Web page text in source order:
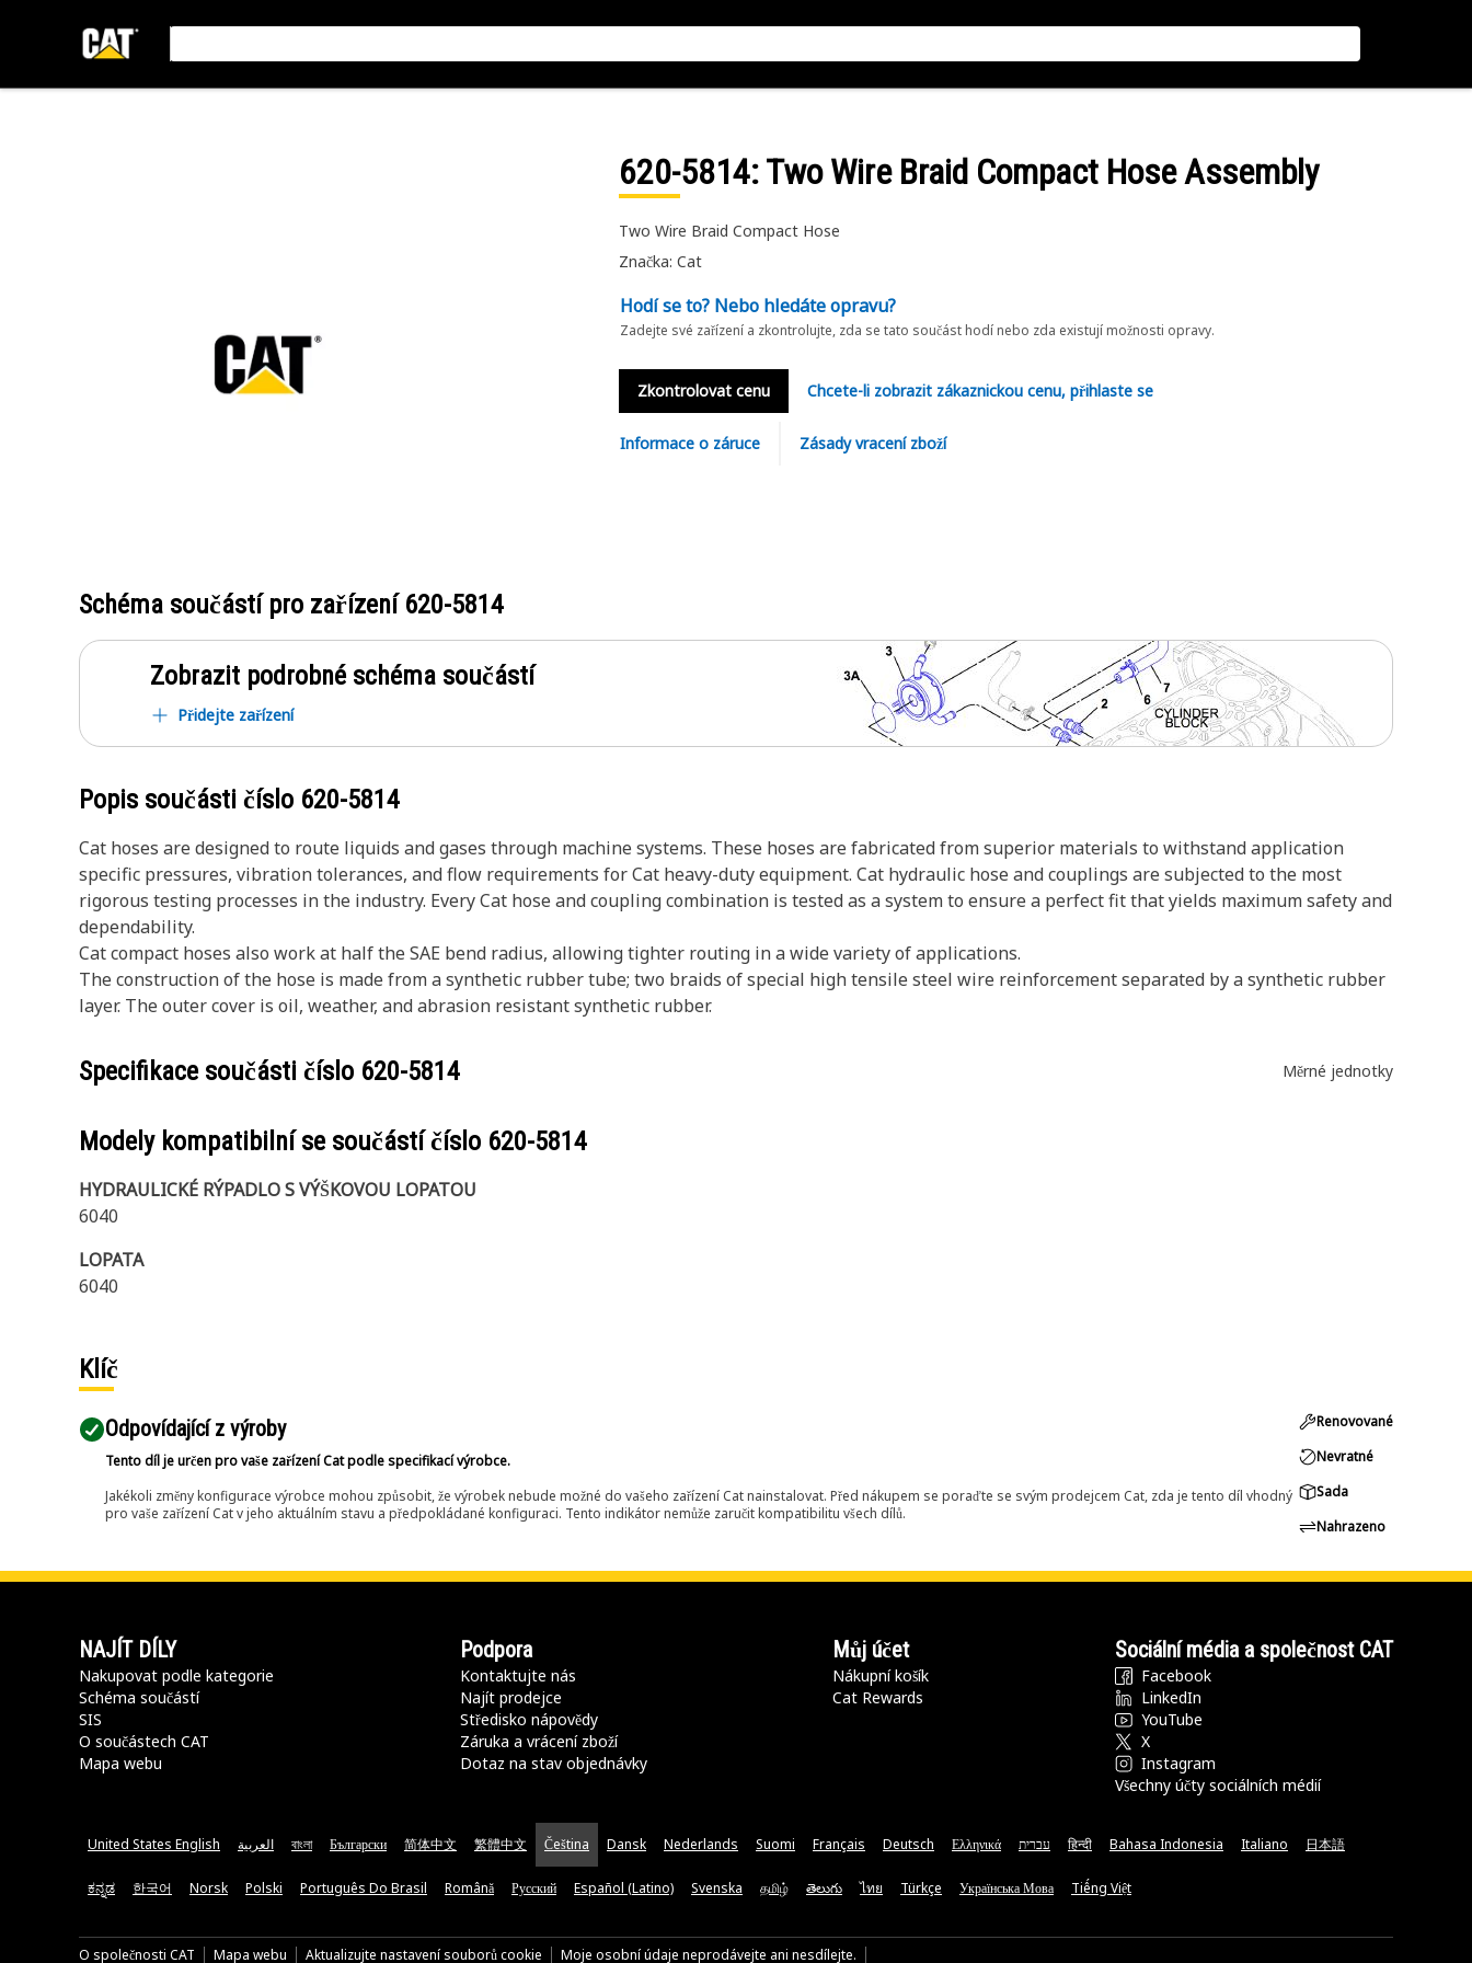
620-5814: Two Wire Braid Compact Hose Assembly
Two Wire Braid Compact Hose
Značka: Cat
Hodí se to? Nebo hledáte opravu?
Zadejte své zařízení a zkontrolujte, zda se tato součást hodí nebo zda existují možnosti opravy.
Zkontrolovat cenu Chcete-li zobrazit zákaznickou cenu, přihlaste se
Informace o záruce Zásady vracení zboží
Schéma součástí pro zařízení 620-5814
Zobrazit podrobné schéma součástí
Přidejte zařízení
Popis součásti číslo 620-5814
Cat hoses are designed to route liquids and gases through machine systems. These hoses are fabricated from superior materials to withstand application
specific pressures, vibration tolerances, and flow requirements for Cat heavy-duty equipment. Cat hydraulic hose and couplings are subjected to the most
rigorous testing processes in the industry. Every Cat hose and coupling combination is tested as a system to ensure a perfect fit that yields maximum safety and
dependability.
Cat compact hoses also work at half the SAE bend radius, allowing tighter routing in a wide variety of applications.
The construction of the hose is made from a synthetic rubber tube; two braids of special high tensile steel wire reinforcement separated by a synthetic rubber
layer. The outer cover is oil, weather, and abrasion resistant synthetic rubber.
Specifikace součásti číslo 620-5814 Měrné jednotky
Modely kompatibilní se součástí číslo 620-5814
HYDRAULICKÉ RÝPADLO S VÝŠKOVOU LOPATOU
6040
LOPATA
6040
Klíč
Odpovídající z výroby
Tento díl je určen pro vaše zařízení Cat podle specifikací výrobce.
Jakékoli změny konfigurace výrobce mohou způsobit, že výrobek nebude možné do vašeho zařízení Cat nainstalovat. Před nákupem se poraďte se svým prodejcem Cat, zda je tento díl vhodný
pro vaše zařízení Cat v jeho aktuálním stavu a předpokládané konfiguraci. Tento indikátor nemůže zaručit kompatibilitu všech dílů.
Renovované
Nevratné
Sada
Nahrazeno
NAJÍT DÍLY
Nakupovat podle kategorie
Schéma součástí
SIS
O součástech CAT
Mapa webu
Podpora
Kontaktujte nás
Najít prodejce
Středisko nápovědy
Záruka a vrácení zboží
Dotaz na stav objednávky
Můj účet
Nákupní košík
Cat Rewards
Sociální média a společnost CAT
Facebook
LinkedIn
YouTube
X
Instagram
Všechny účty sociálních médií
United States English العربية বাংলা Български 简体中文 繁體中文 Čeština Dansk Nederlands Suomi Français Deutsch Ελληνικά עברית हिन्दी Bahasa Indonesia Italiano 日本語
ಕನ್ನಡ 한국어 Norsk Polski Português Do Brasil Română Русский Español (Latino) Svenska தமிழ் తెలుగు ไทย Türkçe Українська Мова Tiếng Việt
O společnosti CAT Mapa webu Aktualizujte nastavení souborů cookie Moje osobní údaje neprodávejte ani nesdílejte.